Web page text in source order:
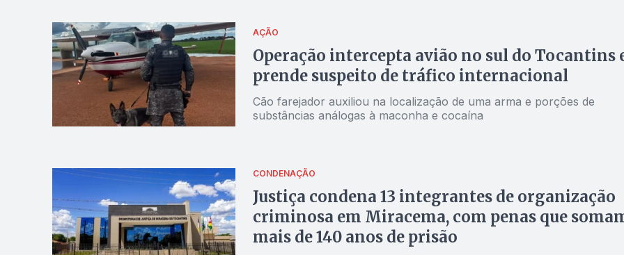
AÇÃO
Operação intercepta avião no sul do Tocantins
prende suspeito de tráfico internacional
Cão farejador auxiliou na localização de uma arma e porções de
substâncias análogas à maconha e cocaína
CONDENAÇÃO
Justiça condena 13 integrantes de organização
criminosa em Miracema, com penas que
mais de 140 anos de prisão